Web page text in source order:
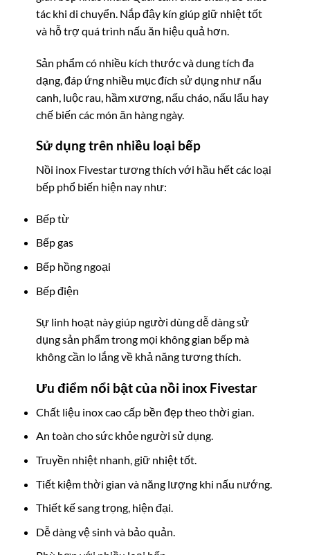
tác khi di chuyển. Nắp đậy kín giúp giữ nhiệt tốt
và hỗ trợ quá trình nấu ăn hiệu quả hơn.
Sản phẩm có nhiều kích thước và dung tích đa
dạng, đáp ứng nhiều mục đích sử dụng như nấu
canh, luộc rau, hầm xương, nấu cháo, nấu lẩu hay
chế biến các món ăn hàng ngày.
Sử dụng trên nhiều loại bếp
Nồi inox Fivestar tương thích với hầu hết các loại
bếp phổ biến hiện nay như:
Bếp từ
Bếp gas
Bếp hồng ngoại
Bếp điện
Sự linh hoạt này giúp người dùng dễ dàng sử
dụng sản phẩm trong mọi không gian bếp mà
không cần lo lắng về khả năng tương thích.
Ưu điểm nổi bật của nồi inox Fivestar
Chất liệu inox cao cấp bền đẹp theo thời gian.
An toàn cho sức khỏe người sử dụng.
Truyền nhiệt nhanh, giữ nhiệt tốt.
Tiết kiệm thời gian và năng lượng khi nấu nướng.
Thiết kế sang trọng, hiện đại.
Dễ dàng vệ sinh và bảo quản.